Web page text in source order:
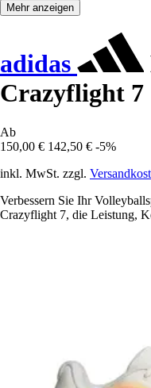
Mehr anzeigen
adidas
Crazyflight 7
Ab
150,00 € 142,50 € -5%
inkl. MwSt. zzgl.
Verbessern Sie Ihr
Crazyflight 7, die Leistung,